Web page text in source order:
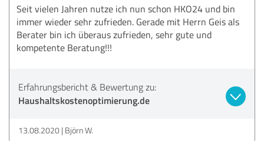
Seit vielen Jahren nutze ich nun schon HKO24 und bin
immer wieder sehr zufrieden. Gerade mit Herrn Geis als
Berater bin ich überaus zufrieden, sehr gute und
kompetente Beratung!!!
Erfahrungsbericht & Bewertung zu:
Haushaltskostenoptimierung.de
13.08.2020 Björn W.